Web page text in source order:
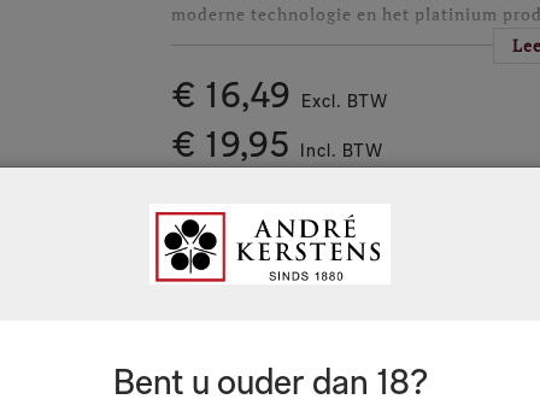
Bent u ouder dan 18?
moderne technologie en het platinium
transparant, helder en briljant waardoor
uitstraling, Loodvrij kristalglas, Blijft
duurzaam, Vaatwasmachinebestendig.
€ 16,49 Excl. BTW
€ 19,95 Incl. BTW
Land van herkomst
Verpakkingseenheid :